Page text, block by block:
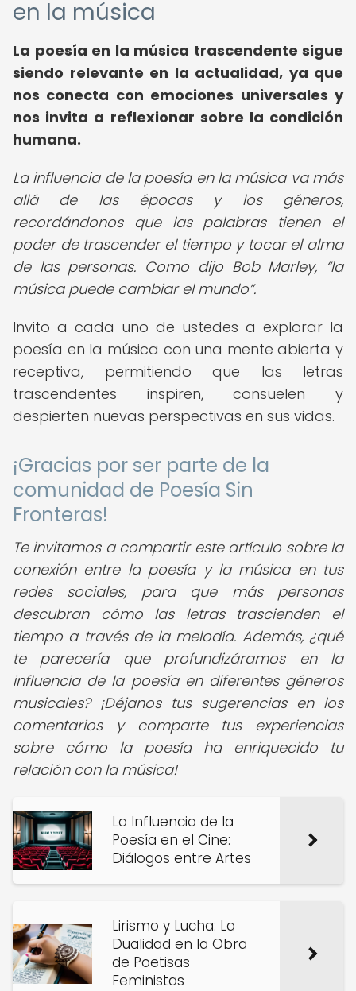
en la música
La poesía en la música trascendente sigue
siendo relevante en la actualidad, ya que
nos conecta con emociones universales y
nos invita a reflexionar sobre la condición
humana.
La influencia de la poesía en la música va más
allá de las épocas y los géneros,
recordándonos que las palabras tienen el
poder de trascender el tiempo y tocar el alma
de las personas. Como dijo Bob Marley,
la
música puede cambiar el mundo .
Invito a cada uno de ustedes a explorar la
poesía en la música con una mente abierta y
receptiva, permitiendo que las letras
trascendentes inspiren, consuelen y
despierten nuevas perspectivas en sus vidas.
¡Gracias por ser parte de la
comunidad de Poesía Sin
Fronteras!
Te invitamos a compartir este artículo sobre la
conexión entre la poesía y la música en tus
redes sociales, para que más personas
descubran cómo las letras trascienden el
tiempo a través de la melodía. Además, ¿qué
te parecería que profundizáramos en la
influencia de la poesía en diferentes géneros
musicales? ¡Déjanos tus sugerencias en los
comentarios y comparte tus experiencias
sobre cómo la poesía ha enriquecido tu
relación con la música!
La Influencia de la
Poesía en el Cine:
Diálogos entre Artes
Lirismo y Lucha: La
Dualidad en la Obra
de Poetisas
Feministas